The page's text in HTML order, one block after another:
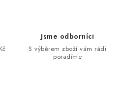
Jsme odborníci
S výběrem zboží vám rádi
poradíme